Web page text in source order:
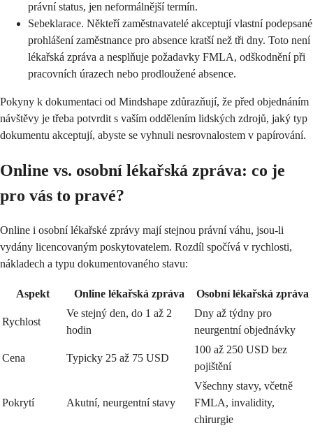
právní status, jen neformálnější termín.
Sebeklarace. Někteří zaměstnavatelé akceptují vlastní podepsané
prohlášení zaměstnance pro absence kratší než tři dny. Toto není
lékařská zpráva a nesplňuje požadavky FMLA, odškodnění při
pracovních úrazech nebo prodloužené absence.
Pokyny k dokumentaci od Mindshape zdůrazňují, že před objednáním
návštěvy je třeba potvrdit s vaším oddělením lidských zdrojů, jaký typ
dokumentu akceptují, abyste se vyhnuli nesrovnalostem v papírování.
Online vs. osobní lékařská zpráva: co je
pro vás to pravé?
Online i osobní lékařské zprávy mají stejnou právní váhu, jsou-li
vydány licencovaným poskytovatelem. Rozdíl spočívá v rychlosti,
nákladech a typu dokumentovaného stavu:
Aspekt Online lékařská zpráva Osobní lékařská zpráva
Rychlost
Ve stejný den, do 1 až 2
hodin
Dny až týdny pro
neurgentní objednávky
Cena Typicky 25 až 75 USD
100 až 250 USD bez
pojištění
Pokrytí Akutní, neurgentní stavy
Všechny stavy, včetně
FMLA, invalidity,
chirurgie